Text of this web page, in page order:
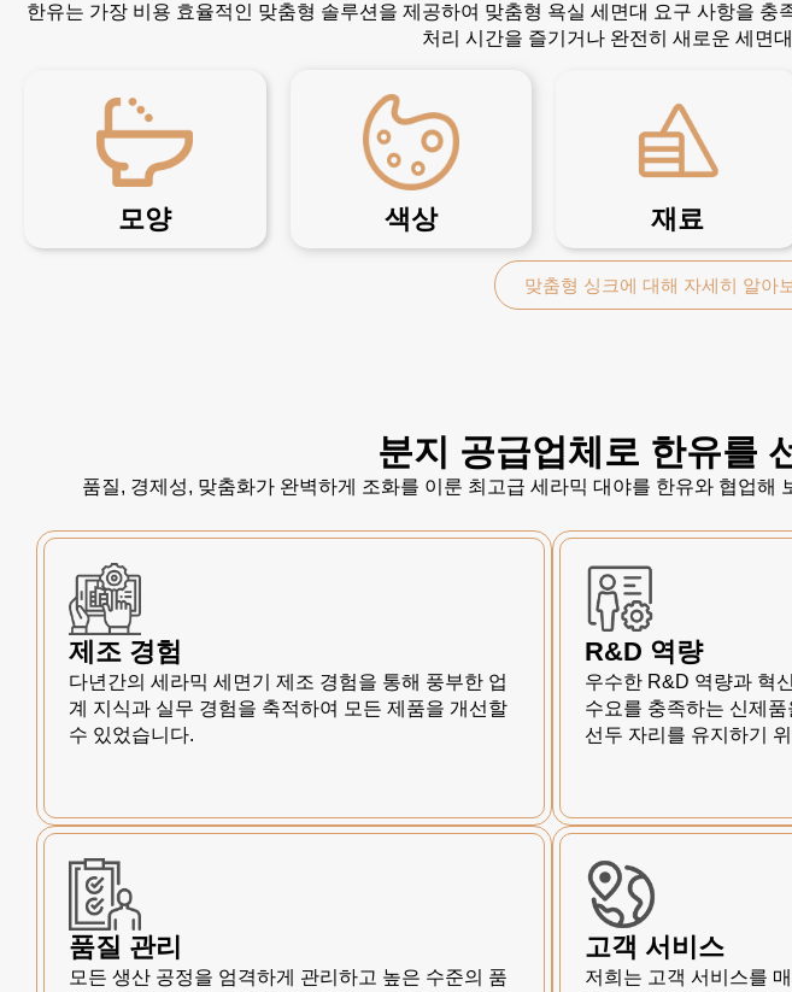
한유는 가장 비용 효율적인 맞춤형 솔루션을 제공하여 맞춤형 욕실 세면대 요구 사항을
처리 시간을 즐기거나 완전히 새로운 세면
모양 색상 재료
맞춤형 싱크에 대해 자세히 알아
분지 공급업체로 한유를
품질, 경제성, 맞춤화가 완벽하게 조화를 이룬 최고급 세라믹 대야를 한유와 협업
제조 경험
다년간의 세라믹 세면기 제조 경험을 통해 풍부한 업
계 지식과 실무 경험을 축적하여 모든 제품을 개선할
수 있었습니다.
R&D 역량
우수한 R&D 역량과 혁
수요를 충족하는 신제
선두 자리를 유지하기
품질 관리
모든 생산 공정을 엄격하게 관리하고 높은 수준의 품
고객 서비스
저희는 고객 서비스를